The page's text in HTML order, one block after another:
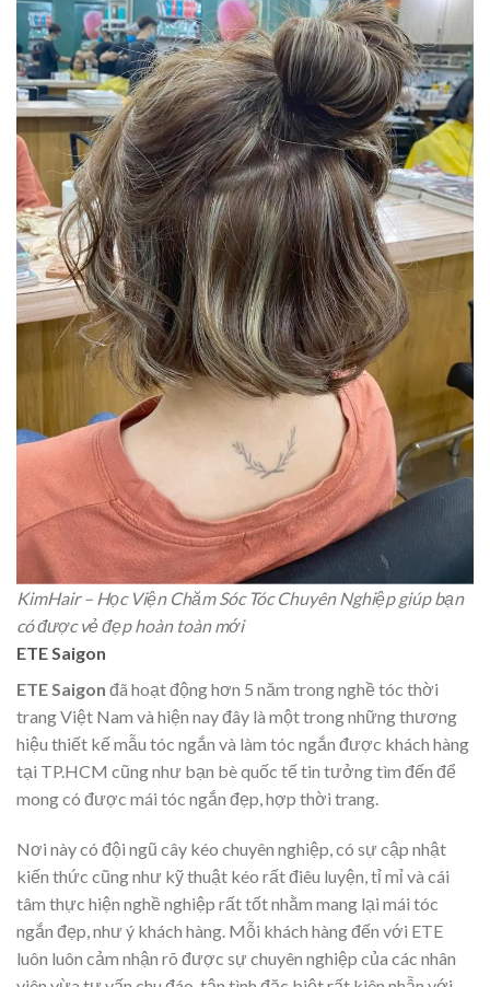
KimHair – Học Viện Chăm Sóc Tóc Chuyên Nghiệp giúp bạn
có được vẻ đẹp hoàn toàn mới
ETE Saigon
ETE Saigon đã hoạt động hơn 5 năm trong nghề tóc thời
trang Việt Nam và hiện nay đây là một trong những thương
hiệu thiết kế mẫu tóc ngắn và làm tóc ngắn được khách hàng
tại TP.HCM cũng như bạn bè quốc tế tin tưởng tìm đến để
mong có được mái tóc ngắn đẹp, hợp thời trang.
Nơi này có đội ngũ cây kéo chuyên nghiệp, có sự cập nhật
kiến thức cũng như kỹ thuật kéo rất điêu luyện, tỉ mỉ và cái
tâm thực hiện nghề nghiệp rất tốt nhằm mang lại mái tóc
ngắn đẹp, như ý khách hàng. Mỗi khách hàng đến với ETE
luôn luôn cảm nhận rõ được sự chuyên nghiệp của các nhân